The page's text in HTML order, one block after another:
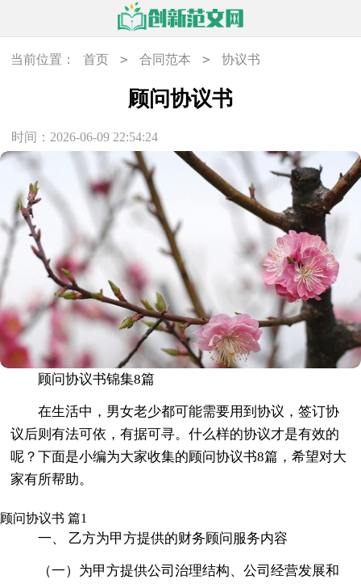
当前位置： 首页 > 合同范本 > 协议书
顾问协议书
时间：2026-06-09 22:54:24
顾问协议书锦集8篇
在生活中，男女老少都可能需要用到协议，签订协
议后则有法可依，有据可寻。什么样的协议才是有效的
呢？下面是小编为大家收集的顾问协议书8篇，希望对大
家有所帮助。
顾问协议书 篇1
一、 乙方为甲方提供的财务顾问服务内容
（一）为甲方提供公司治理结构、公司经营发展和